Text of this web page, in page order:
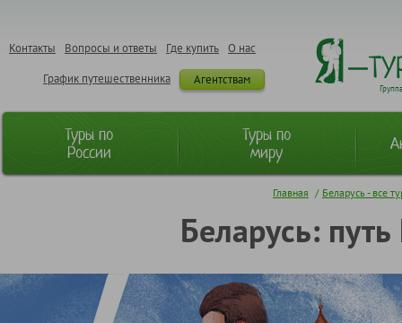
О нас
Где купить
Вопросы и ответы
Контакты
Агентствам
График путешественника
Туры по
России
Туры по
миру
Главная / Беларусь - все
Беларусь: